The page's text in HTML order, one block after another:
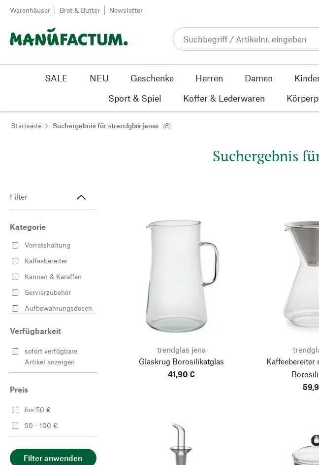
Zum Inhalt springen
Warenhäuser Brot & Butter Newsletter
SALE NEU Geschenke Herren Damen
Sport & Spiel
Koffer & Lederwaren
Startseite Suchergebnis für »trendglas jena« (8)
Suchergebnis
Filter
Kategorie
Vorratshaltung
Kaffeebereiter
Kannen & Karaffen
Servierzubehör
Aufbewahrungsdosen
Teekannen &
Teekessel
Verfügbarkeit
sofort verfügbare
Artikel anzeigen
Preis
bis 50 €
50 - 100 €
Filter anwenden
trendglas jena
Glaskrug Borosilikatglas
41,90 €